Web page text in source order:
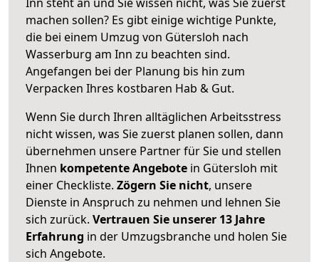
machen sollen? Es gibt einige wichtige Punkte,
die bei einem Umzug von Gütersloh nach
Wasserburg am Inn zu beachten sind.
Angefangen bei der Planung bis hin zum
Verpacken Ihres kostbaren Hab & Gut.
Wenn Sie durch Ihren alltäglichen Arbeitsstress
nicht wissen, was Sie zuerst planen sollen, dann
übernehmen unsere Partner für Sie und stellen
Ihnen kompetente Angebote in Gütersloh mit
einer Checkliste. Zögern Sie nicht, unsere
Dienste in Anspruch zu nehmen und lehnen Sie
sich zurück. Vertrauen Sie unserer 13 Jahre
Erfahrung in der Umzugsbranche und holen Sie
sich Angebote.